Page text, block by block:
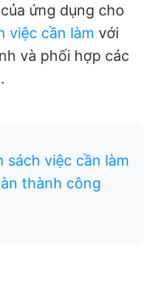
ứng dụng cho
việc cần làm với
và phối hợp các
sách việc cần làm
thành công